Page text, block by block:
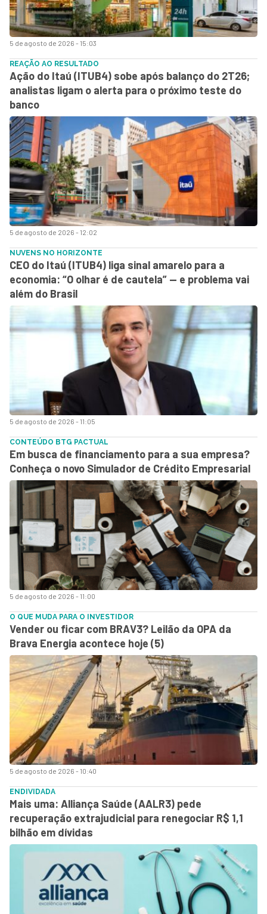
5 de agosto de 2026 - 15:03
5 de agosto de 2026 - 12:02
REAÇÃO AO RESULTADO
Ação do Itaú (ITUB4) sobe após balanço do 2T26;
analistas ligam o alerta para o próximo teste do
banco
5 de agosto de 2026 - 11:05
NUVENS NO HORIZONTE
CEO do Itaú (ITUB4) liga sinal amarelo para a
economia: “O olhar é de cautela” — e problema vai
além do Brasil
5 de agosto de 2026 - 11:00
CONTEÚDO BTG PACTUAL
Em busca de financiamento para a sua empresa?
Conheça o novo Simulador de Crédito Empresarial
5 de agosto de 2026 - 10:40
O QUE MUDA PARA O INVESTIDOR
Vender ou ficar com BRAV3? Leilão da OPA da
Brava Energia acontece hoje (5)
ENDIVIDADA
Mais uma: Alliança Saúde (AALR3) pede
recuperação extrajudicial para renegociar R$ 1,1
bilhão em dívidas